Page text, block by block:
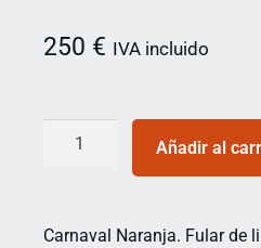
250 € IVA incluido
Añadir al
Carnaval Naranja. Fular de